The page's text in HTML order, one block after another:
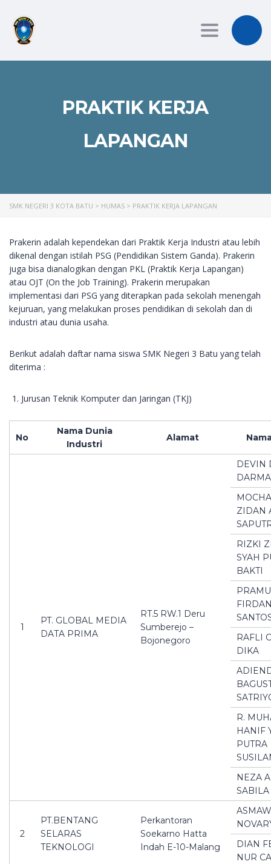
Toggle
PRAKTIK KERJA
LAPANGAN
SMK NEGERI 3 KOTA BATU > HUMAS > PRAKTIK KERJA LAPANGAN
Prakerin adalah kependekan dari Praktik Kerja Industri atau lebih
dikenal dengan istilah PSG (Pendidikan Sistem Ganda). Prakerin
juga bisa dianalogikan dengan PKL (Praktik Kerja Lapangan)
atau OJT (On the Job Training). Prakerin merupakan
implementasi dari PSG yang diterapkan pada sekolah menengah
kejuruan, yang melakukan proses pendidikan di sekolah dan di
industri atau dunia usaha.
Berikut adalah daftar nama siswa SMK Negeri 3 Batu yang telah
diterima :
Jurusan Teknik Komputer dan Jaringan (TKJ)
No
Nama Dunia
Industri
Alamat
1
PT. GLOBAL MEDIA
DATA PRIMA
RT.5 RW.1 Deru
Sumberejo –
Bojonegoro
DEVIN
ZIDAN
RIZKI
SYAH
BAKTI
RAFLI
DIKA
R.
HANIF
PUTRA
NEZA
SABILA
2
PT.BENTANG
SELARAS
TEKNOLOGI
Perkantoran
Soekarno Hatta
Indah E-10-Malang
DIAN
NUR